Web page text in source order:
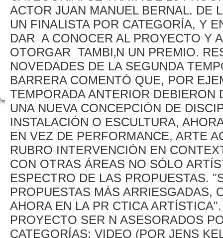
ACTOR JUAN MANUEL BERNAL. DE
UN FINALISTA POR CATEGORÍA, Y
DAR A CONOCER AL PROYECTO Y
OTORGAR TAMBI‚N UN PREMIO.
NOVEDADES DE LA SEGUNDA
BARRERA COMENTÓ QUE, POR
TEMPORADA ANTERIOR DEBIERON
UNA NUEVA CONCEPCIÓN DE
INSTALACIÓN O ESCULTURA,
EN VEZ DE PERFORMANCE, ARTE
RUBRO INTERVENCIÓN EN
CON OTRAS ÁREAS NO SÓLO
ESPECTRO DE LAS PROPUESTAS.
PROPUESTAS MÁS ARRIESGADAS,
AHORA EN LA PR CTICA
PROYECTO SER N ASESORADOS
CATEGORÍAS: VIDEO (POR JENS